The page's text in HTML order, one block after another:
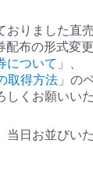
りました直
布の形式変
について 」、
取得方法 」の
くお願いいた
日お並びい